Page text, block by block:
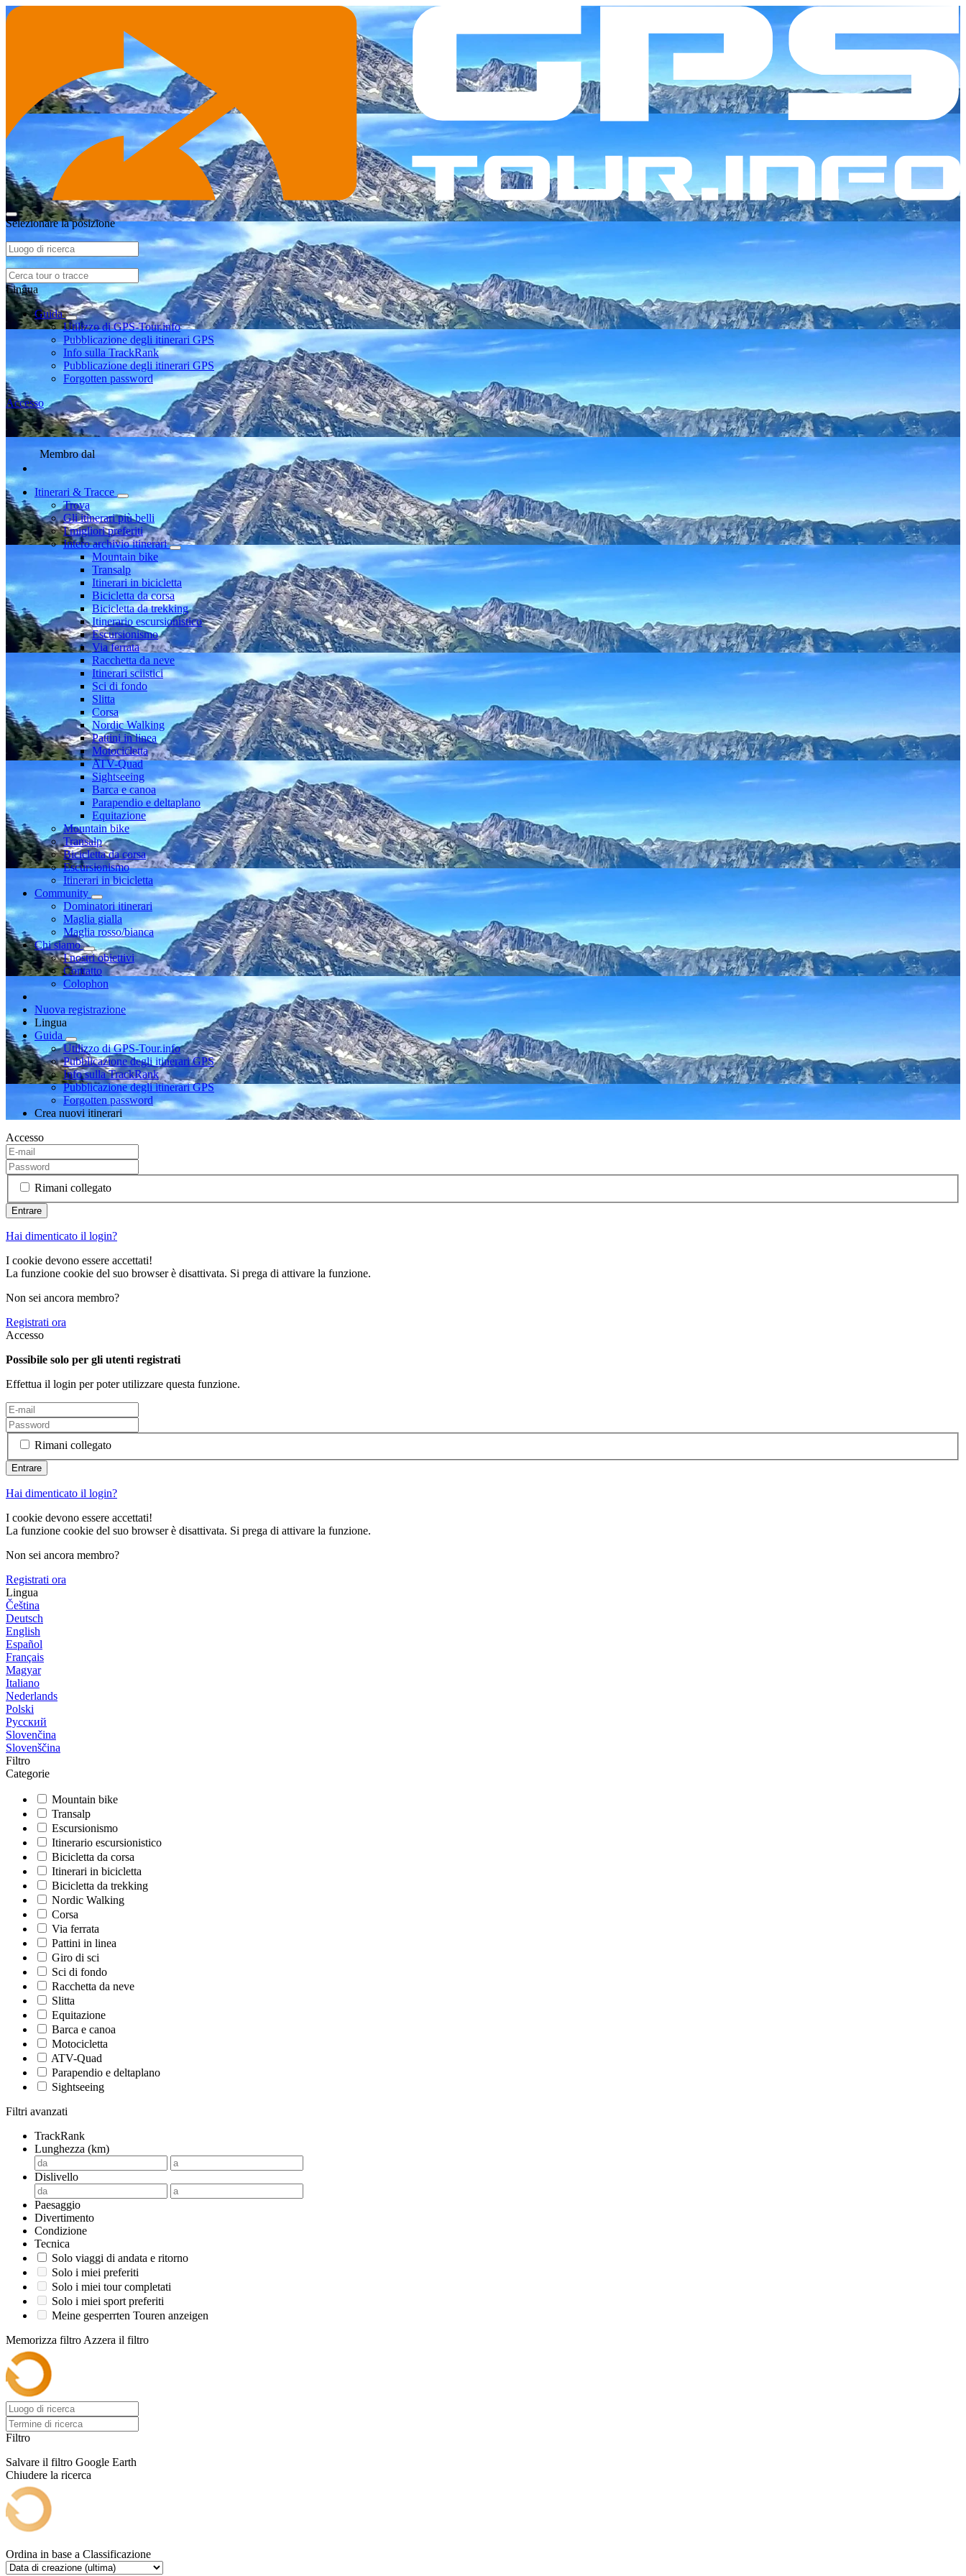
Selezionare la posizione
Lingua
Guida
Utilizzo di GPS-Tour.info
Pubblicazione degli itinerari GPS
Info sulla TrackRank
Pubblicazione degli itinerari GPS
Forgotten password
Accesso
Membro dal
Itinerari & Tracce
Trova
Gli itinerari più belli
I migliori preferiti
Intero archivio itinerari
Mountain bike
Transalp
Itinerari in bicicletta
Bicicletta da corsa
Bicicletta da trekking
Itinerario escursionistico
Escursionismo
Via ferrata
Racchetta da neve
Itinerari sciistici
Sci di fondo
Slitta
Corsa
Nordic Walking
Pattini in linea
Motocicletta
ATV-Quad
Sightseeing
Barca e canoa
Parapendio e deltaplano
Equitazione
Mountain bike
Transalp
Bicicletta da corsa
Escursionismo
Itinerari in bicicletta
Community
Dominatori itinerari
Maglia gialla
Maglia rosso/bianca
Chi siamo
I nostri obiettivi
Contatto
Colophon
Nuova registrazione
Lingua
Guida
Utilizzo di GPS-Tour.info
Pubblicazione degli itinerari GPS
Info sulla TrackRank
Pubblicazione degli itinerari GPS
Forgotten password
Crea nuovi itinerari
Accesso
Rimani collegato
Hai dimenticato il login?
I cookie devono essere accettati!
La funzione cookie del suo browser è disattivata. Si prega di attivare la funzione.
Non sei ancora membro?
Registrati ora
Accesso
Possibile solo per gli utenti registrati
Effettua il login per poter utilizzare questa funzione.
Rimani collegato
Hai dimenticato il login?
I cookie devono essere accettati!
La funzione cookie del suo browser è disattivata. Si prega di attivare la funzione.
Non sei ancora membro?
Registrati ora
Lingua
Čeština
Deutsch
English
Español
Français
Magyar
Italiano
Nederlands
Polski
Русский
Slovenčina
Slovenščina
Filtro
Categorie
Mountain bike
Transalp
Escursionismo
Itinerario escursionistico
Bicicletta da corsa
Itinerari in bicicletta
Bicicletta da trekking
Nordic Walking
Corsa
Via ferrata
Pattini in linea
Giro di sci
Sci di fondo
Racchetta da neve
Slitta
Equitazione
Barca e canoa
Motocicletta
ATV-Quad
Parapendio e deltaplano
Sightseeing
Filtri avanzati
TrackRank
Lunghezza (km)
Dislivello
Paesaggio
Divertimento
Condizione
Tecnica
Solo viaggi di andata e ritorno
Solo i miei preferiti
Solo i miei tour completati
Solo i miei sport preferiti
Meine gesperrten Touren anzeigen
Memorizza filtro Azzera il filtro
Filtro
Salvare il filtro Google Earth
Chiudere la ricerca
Ordina in base a Classificazione